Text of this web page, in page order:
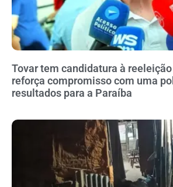
Tovar tem candidatura à
reforça compromisso com uma
resultados para a Paraíba